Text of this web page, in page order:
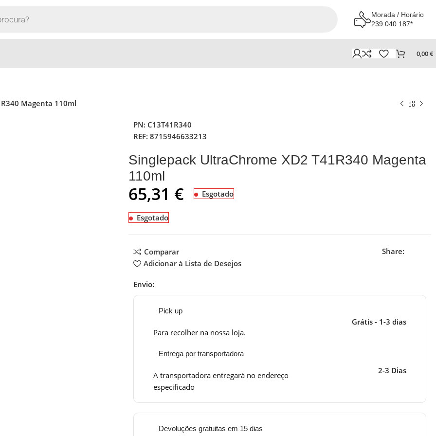
Morada / Horário
239 040 187*
0,00€
Magenta 110ml
PN: C13T41R340
REF: 8715946633213
Singlepack UltraChrome XD2 T41R340 Magenta
110ml
65,31 € Esgotado
Esgotado
Comparar
Adicionar à Lista de Desejos
Share:
Envio:
Pick up
Para recolher na nossa loja.
Grátis - 1-3 dias
Entrega por transportadora
A transportadora entregará no endereço
especificado
2-3 Dias
Devoluções gratuitas em 15 dias